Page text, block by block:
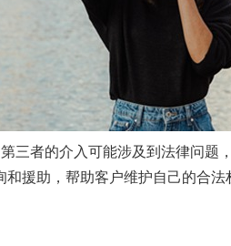
三者的介入可能涉及到法律问题
援助，帮助客户维护自己的合法